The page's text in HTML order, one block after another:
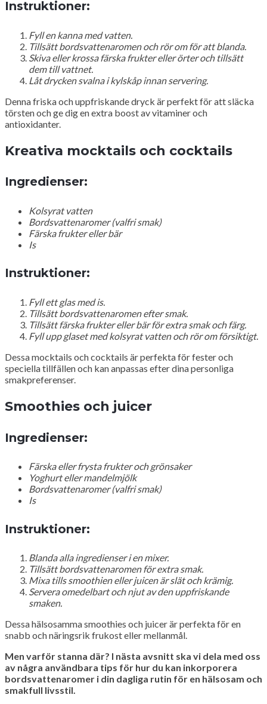
Instruktioner:
Fyll en kanna med vatten.
Tillsätt bordsvattenaromen och rör om för att blanda.
Skiva eller krossa färska frukter eller örter och tillsätt
dem till vattnet.
Låt drycken svalna i kylskåp innan servering.
Denna friska och uppfriskande dryck är perfekt för att släcka
törsten och ge dig en extra boost av vitaminer och
antioxidanter.
Kreativa mocktails och cocktails
Ingredienser:
Kolsyrat vatten
Bordsvattenaromer (valfri smak)
Färska frukter eller bär
Is
Instruktioner:
Fyll ett glas med is.
Tillsätt bordsvattenaromen efter smak.
Tillsätt färska frukter eller bär för extra smak och färg.
Fyll upp glaset med kolsyrat vatten och rör om försiktigt.
Dessa mocktails och cocktails är perfekta för fester och
speciella tillfällen och kan anpassas efter dina personliga
smakpreferenser.
Smoothies och juicer
Ingredienser:
Färska eller frysta frukter och grönsaker
Yoghurt eller mandelmjölk
Bordsvattenaromer (valfri smak)
Is
Instruktioner:
Blanda alla ingredienser i en mixer.
Tillsätt bordsvattenaromen för extra smak.
Mixa tills smoothien eller juicen är slät och krämig.
Servera omedelbart och njut av den uppfriskande
smaken.
Dessa hälsosamma smoothies och juicer är perfekta för en
snabb och näringsrik frukost eller mellanmål.
Men varför stanna där? I nästa avsnitt ska vi dela med oss
av några användbara tips för hur du kan inkorporera
bordsvattenaromer i din dagliga rutin för en hälsosam och
smakfull livsstil.